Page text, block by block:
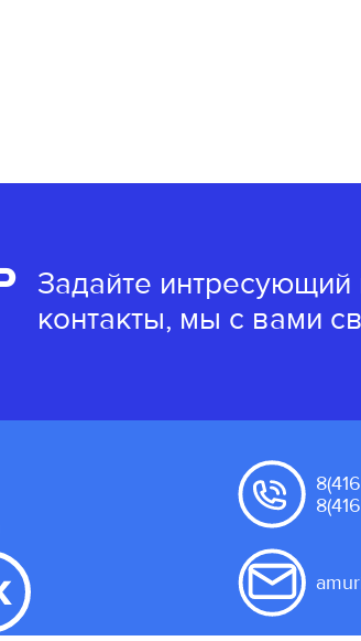
Задайте интресующий
контакты, мы с вами